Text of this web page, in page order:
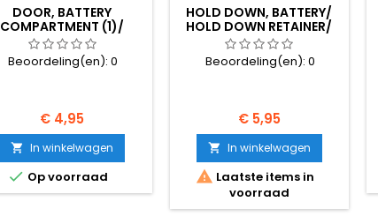
DOOR, BATTERY
COMPARTMENT (1)/
VENTS, BATTERY
COMPARTMENT (1
Beoordeling(en):0
Prijs
€ 4,95
 In winkelwagen
 Op voorraad
HOLD DOWN, BATTERY/
HOLD DOWN RETAINER/
BATTERY POST/ FOAM S
Beoordeling(en): 0
Prijs
€ 5,95
 In winkelwagen
 Laatste items in
voorraad